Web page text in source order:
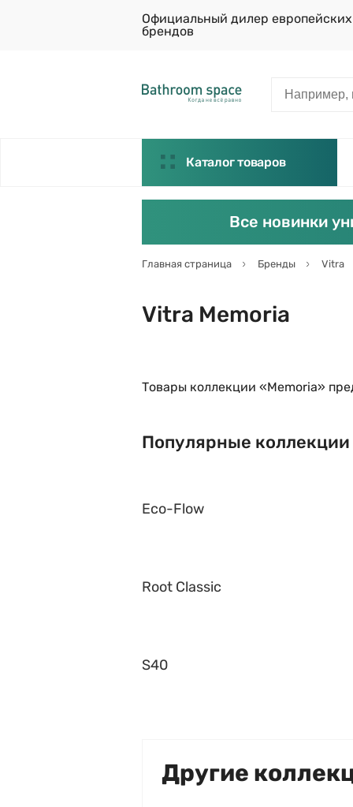
Официальный дилер европейских
брендов
Каталог товаров
Все новинки
Главная страница Бренды Vitra
Vitra Memoria
Товары коллекции «Memoria»
Популярные коллекции
Eco-Flow
Root Classic
S40
Другие